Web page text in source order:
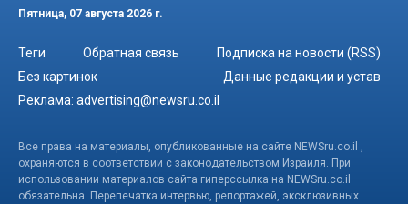
Пятница, 07 августа 2026 г.
Теги Обратная связь
Подписка на новости (RSS)
Без картинок
Данные редакции и устав
Реклама: advertising@newsru.co.il
Все права на материалы, опубликованные на сайте NEWSru.co.il ,
охраняются в соответствии с законодательством Израиля. При
использовании материалов сайта гиперссылка на NEWSru.co.il
обязательна. Перепечатка интервью, репортажей, эксклюзивных